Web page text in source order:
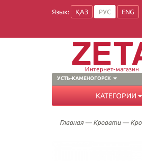
Язык: ҚАЗ РУС ENG
УСТЬ-КАМЕНОГОРСК
Интернет-магазин
КАТЕГОРИИ
Главная— Кровати—